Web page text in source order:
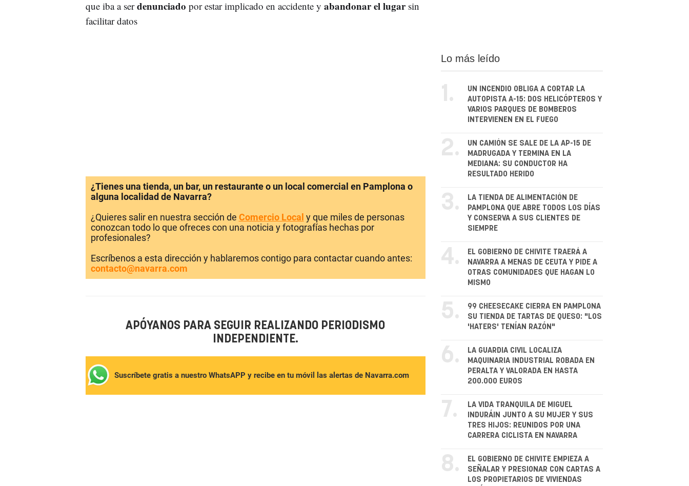
que iba a serdenunciado por estar implicado en accidente y abandonar el lugar sin
facilitar datos
¿Tienes una tienda, un bar, un restaurante o un local comercial en Pamplona o
alguna localidad de Navarra?
¿Quieres salir en nuestra sección de Comercio Local y que miles de personas
conozcan todo lo que ofreces con una noticia y fotografías hechas por
profesionales?
Escríbenos a esta dirección y hablaremos contigo para contactar cuando antes:
contacto@navarra.com
APÓYANOS PARA SEGUIR REALIZANDO PERIODISMO
INDEPENDIENTE.
Suscríbete gratis a nuestro WhatsAPP y recibe en tu móvil las alertas de Navarra.com
Lo más leído
1.
UN INCENDIO OBLIGA A CORTAR LA
AUTOPISTA A-15: DOS HELICÓPTEROS Y
VARIOS PARQUES DE BOMBEROS
INTERVIENEN EN EL FUEGO
2.
UN CAMIÓN SE SALE DE LA AP-15 DE
MADRUGADA Y TERMINA EN LA
MEDIANA: SU CONDUCTOR HA
RESULTADO HERIDO
3.
LA TIENDA DE ALIMENTACIÓN DE
PAMPLONA QUE ABRE TODOS LOS DÍAS
Y CONSERVA A SUS CLIENTES DE
SIEMPRE
4.
EL GOBIERNO DE CHIVITE TRAERÁ A
NAVARRA A MENAS DE CEUTA Y PIDE A
OTRAS COMUNIDADES QUE HAGAN LO
MISMO
5.
99 CHEESECAKE CIERRA EN PAMPLONA
SU TIENDA DE TARTAS DE QUESO: "LOS
'HATERS' TENÍAN RAZÓN"
6.
LA GUARDIA CIVIL LOCALIZA
MAQUINARIA INDUSTRIAL ROBADA EN
PERALTA Y VALORADA EN HASTA
200.000 EUROS
7.
LA VIDA TRANQUILA DE MIGUEL
INDURÁIN JUNTO A SU MUJER Y SUS
TRES HIJOS: REUNIDOS POR UNA
CARRERA CICLISTA EN NAVARRA
8.
EL GOBIERNO DE CHIVITE EMPIEZA A
SEÑALAR Y PRESIONAR CON CARTAS A
LOS PROPIETARIOS DE VIVIENDAS